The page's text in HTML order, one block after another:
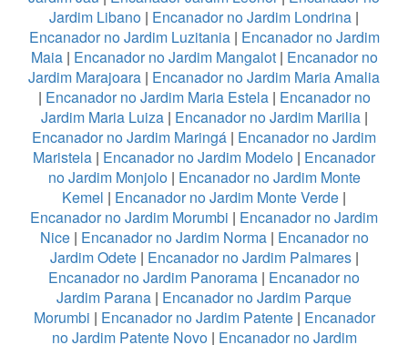
Jardim Libano | Encanador no Jardim Londrina |
Encanador no Jardim Luzitania| Encanador no Jardim
Maia| Encanador no Jardim Mangalot| Encanador no
Jardim Marajoara | Encanador no Jardim Maria Amalia
| Encanador no Jardim Maria Estela| Encanador no
Jardim Maria Luiza| Encanador no Jardim Marilia|
Encanador no Jardim Maringá | Encanador no Jardim
Maristela | Encanador no Jardim Modelo | Encanador
no Jardim Monjolo| Encanador no Jardim Monte
Kemel | Encanador no Jardim Monte Verde |
Encanador no Jardim Morumbi | Encanador no Jardim
Nice| Encanador no Jardim Norma| Encanador no
Jardim Odete| Encanador no Jardim Palmares|
Encanador no Jardim Panorama | Encanador no
Jardim Parana | Encanador no Jardim Parque
Morumbi | Encanador no Jardim Patente| Encanador
no Jardim Patente Novo| Encanador no Jardim